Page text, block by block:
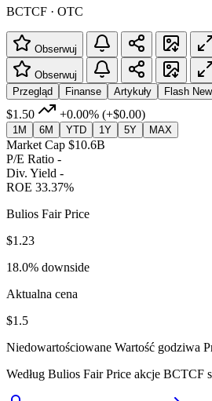
BCTCF · OTC
Obserwuj
Obserwuj
Przegląd
Finanse Artykuły Flash
$1.50 +0.00% (+$0.00)
1M 6M YTD 1Y 5Y MAX
Market Cap $10.6B
P/E Ratio -
Div. Yield -
ROE 33.37%
Bulios Fair Price
$1.23
18.0% downside
Aktualna cena
$1.5
Niedowartościowane Wartość godziwa
Według Bulios Fair Price akcje BCTCF